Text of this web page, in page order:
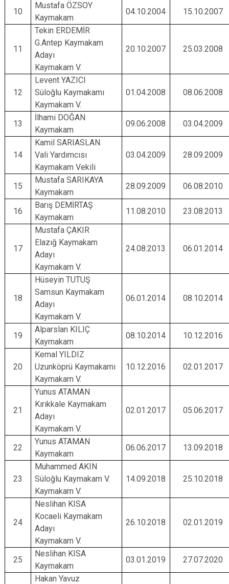
10
Mustafa ÖZSOY
Kaymakam
04.10.2004 15.10.2007
11
Tekin ERDEMİR
G.Antep Kaymakam
Adayı
Kaymakam V.
20.10.2007 25.03.2008
12
Levent YAZICI
Süloğlu Kaymakamı
Kaymakam V.
01.04.2008 08.06.2008
13
İlhami DOĞAN
Kaymakam
09.06.2008 03.04.2009
14
Kamil SARIASLAN
Vali Yardımcısı
Kaymakam Vekili
03.04.2009 28.09.2009
15
Mustafa SARIKAYA
Kaymakam
28.09.2009 06.08.2010
16
Barış DEMİRTAŞ
Kaymakam
11.08.2010 23.08.2013
17
Mustafa ÇAKIR
Elazığ Kaymakam
Adayı
Kaymakam V.
24.08.2013 06.01.2014
18
Hüseyin TUTUŞ
Samsun Kaymakam
Adayı
Kaymakam V.
06.01.2014 08.10.2014
19
Alparslan KILIÇ
Kaymakam
08.10.2014 10.12.2016
20
Kemal YILDIZ
Uzunköprü Kaymakamı
Kaymakam V.
10.12.2016 02.01.2017
21
Yunus ATAMAN
Kırıkkale Kaymakam
Adayı
Kaymakam V.
02.01.2017 05.06.2017
22
Yunus ATAMAN
Kaymakam
06.06.2017 13.09.2018
23
Muhammed AKIN
Süloğlu Kaymakam V.
Kaymakam V.
14.09.2018 25.10.2018
24
Neslihan KISA
Kocaeli Kaymakam
Adayı
Kaymakam V.
26.10.2018 02.01.2019
25
Neslihan KISA
Kaymakam
03.01.2019 27.07.2020
Hakan Yavuz